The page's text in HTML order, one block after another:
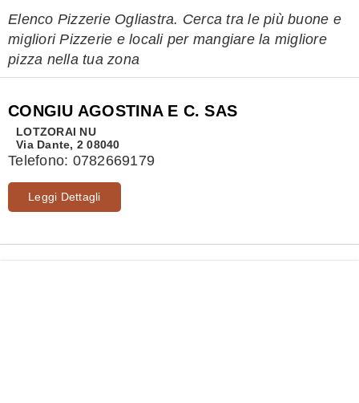
Elenco Pizzerie Ogliastra. Cerca tra le più buone e
migliori Pizzerie e locali per mangiare la migliore
pizza nella tua zona
CONGIU AGOSTINA E C. SAS
LOTZORAI
NU
Via Dante, 2 08040
Telefono: 0782669179
Leggi Dettagli